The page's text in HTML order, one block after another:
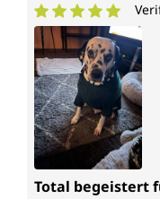
Durchschnittliche
Total begeistert